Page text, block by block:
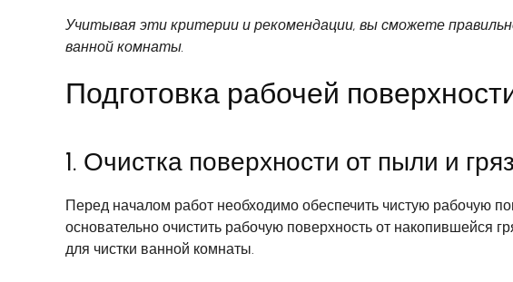
Учитывая эти критерии и рекомендации, вы сможете
ванной комнаты.
Подготовка рабочей
1. Очистка поверхности от пыли и
Перед началом работ необходимо обеспечить чистую рабочую
основательно очистить рабочую поверхность от накопившейся
для чистки ванной комнаты.